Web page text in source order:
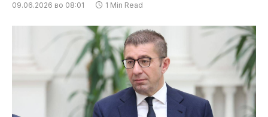
09.06.2026 во 08:01 1 Min Read